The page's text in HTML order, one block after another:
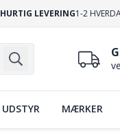
HURTIG LEVERING1-2
UDSTYR MÆRKER